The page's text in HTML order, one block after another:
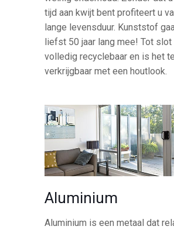
tijd aan kwijt bent profiteert u
lange levensduur. Kunststof
liefst 50 jaar lang mee! Tot
volledig recyclebaar en is het
verkrijgbaar met een houtlook.
Aluminium
Aluminium is een metaal dat